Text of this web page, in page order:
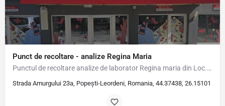
Punct de recoltare - analize Regina Maria
Punctul de recoltare analize de laborator Regina maria din Loc. Popești Leordeni, Str. Amurgului, Nr. 23A,…
Strada Amurgului 23a, Popești-Leordeni, Romania, 44.37438, 26.15101